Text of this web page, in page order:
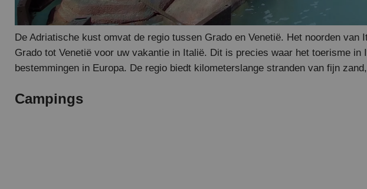
De Adriatische kust omvat de regio tussen Grado en Venetië. Het noorden
Grado tot Venetië voor uw vakantie in Italië. Dit is precies waar het toerisme
bestemmingen in Europa. De regio biedt kilometerslange stranden van fijn
Campings